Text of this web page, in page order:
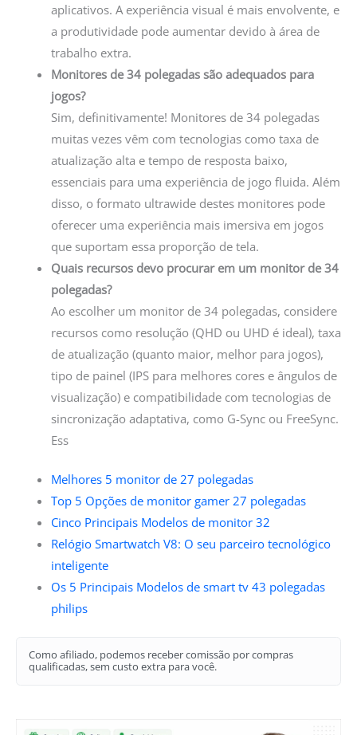
aplicativos. A experiência visual é mais envolvente, e
a produtividade pode aumentar devido à área de
trabalho extra.
Monitores de 34 polegadas são adequados para
jogos?
Sim, definitivamente! Monitores de 34 polegadas
muitas vezes vêm com tecnologias como taxa de
atualização alta e tempo de resposta baixo,
essenciais para uma experiência de jogo fluida. Além
disso, o formato ultrawide destes monitores pode
oferecer uma experiência mais imersiva em jogos
que suportam essa proporção de tela.
Quais recursos devo procurar em um monitor de 34
polegadas?
Ao escolher um monitor de 34 polegadas, considere
recursos como resolução (QHD ou UHD é ideal), taxa
de atualização (quanto maior, melhor para jogos),
tipo de painel (IPS para melhores cores e ângulos de
visualização) e compatibilidade com tecnologias de
sincronização adaptativa, como G-Sync ou FreeSync.
Ess
Melhores 5 monitor de 27 polegadas
Top 5 Opções de monitor gamer 27 polegadas
Cinco Principais Modelos de monitor 32
Relógio Smartwatch V8: O seu parceiro tecnológico
inteligente
Os 5 Principais Modelos de smart tv 43 polegadas
philips
Como afiliado, podemos receber comissão por compras
qualificadas, sem custo extra para você.